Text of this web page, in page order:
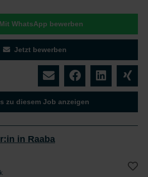
Mit WhatsApp bewerben
Jetzt bewerben
zu diesem Job anzeigen
in Raaba